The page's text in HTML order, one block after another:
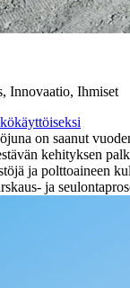
Innovaatio, Ihmiset
on saanut
kehityksen
ja polttoaineen
ja